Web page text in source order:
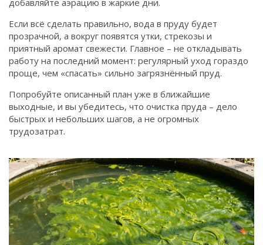
добавляйте аэрацию в жаркие дни.
Если всё сделать правильно, вода в пруду будет
прозрачной, а вокруг появятся утки, стрекозы и
приятный аромат свежести. Главное – не откладывать
работу на последний момент: регулярный уход гораздо
проще, чем «спасать» сильно загрязнённый пруд.
Попробуйте описанный план уже в ближайшие
выходные, и вы убедитесь, что очистка пруда – дело
быстрых и небольших шагов, а не огромных
трудозатрат.